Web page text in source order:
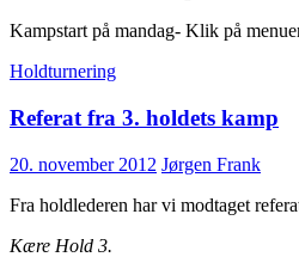
Kampstart på mandag- Klik på
Holdturnering
Referat fra 3. holdets kamp
20. november 2012 Jørgen Frank
Fra holdlederen har vi modtaget
Kære Hold 3.